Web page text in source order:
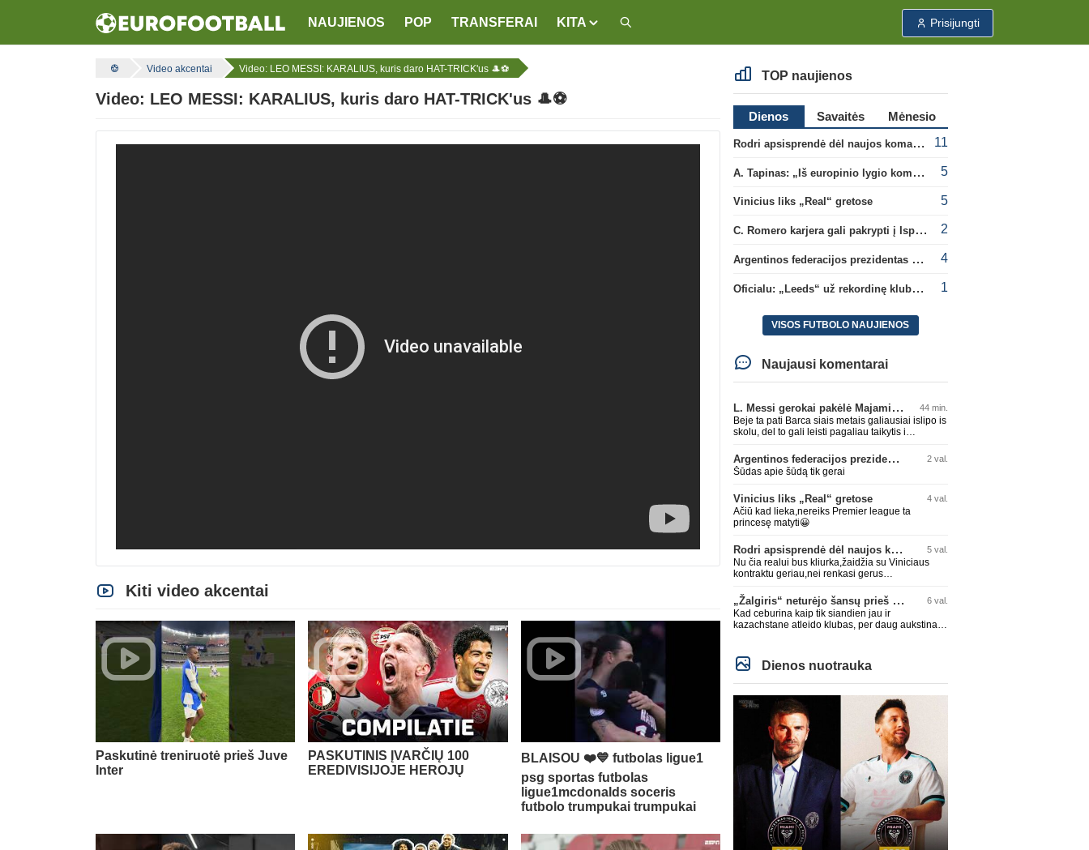
NAUJIENOS POP TRANSFERAI KITA Prisijungti
Video akcentai Video: LEO MESSI: KARALIUS, kuris daro HAT-TRICK'us 🎩⚽
Video: LEO MESSI: KARALIUS, kuris daro HAT-TRICK'us 🎩⚽
Kiti video akcentai
Paskutinė treniruotė prieš Juve
Inter
PASKUTINIS ĮVARČIŲ 100
EREDIVISIJOJE HEROJŲ
BLAISOU ❤️💙 futbolas ligue1
psg sportas futbolas
ligue1mcdonalds soceris
futbolo trumpukai trumpukai
TOP naujienos
Dienos Savaitės
Mėnesio
Rodri apsisprendė dėl naujos komandos
11
A. Tapinas: „Iš europinio lygio komandos gavom gerų pamokų“ 5
Vinicius liks „Real“ gretose 5
C. Romero karjera gali pakrypti į Ispaniją 2
Argentinos federacijos prezidentas C. Tapia negailėjo pagyrų G. Infantino 4
Oficialu: „Leeds“ už rekordinę klubui sumą įsigijo Anglijos rinktinės vartininką 1
VISOS FUTBOLO NAUJIENOS
Naujausi komentarai
L. Messi gerokai pakėlė Majamio „Inter“ komandos vertę 44 min.
Beje ta pati Barca siais metais galiausiai islipo is
skolu, del to gali leisti pagaliau taikytis i
visa Julian Alvarez saga.
Argentinos federacijos prezidentas C. Tapia negailėjo pagyrų G. Infantino 2 val.
Šūdas apie šūdą tik gerai
Vinicius liks „Real“ gretose 4 val.
Ačiū kad lieka,nereiks Premier league ta
princesę matyti😀
Rodri apsisprendė dėl naujos komandos 5 val.
Nu čia realui bus kliurka,žaidžia su Viniciaus
kontraktu geriau,nei renkasi gerus
„Žalgiris“ neturėjo šansų prieš „Hajduk“ 6 val.
Kad ceburina kaip tik siandien jau ir
kazachstane atleido klubas, per daug aukstinat
Dienos nuotrauka